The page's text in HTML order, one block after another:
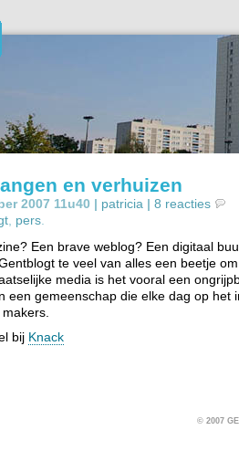
en verhuizen
2007 11u40 | patricia | 8 reacties
pers
Een brave weblog? Een digitaal
te veel van alles een beetje
media is het vooral een
een gemeenschap die elke dag op het
bij Knack
© 2007